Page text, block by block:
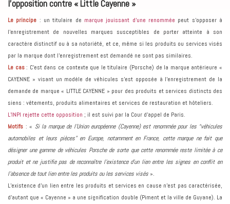
l'opposition contre « Little Cayenne »
Le principe : un titulaire de marque jouissant d'une renommée peut s'opposer à
l'enregistrement de nouvelles marques susceptibles de porter atteinte à son
caractère distinctif ou à sa notoriété, et ce, même si les produits ou services visés
par la marque dont l’enregistrement est demandé ne sont pas similaires.
Le cas: C’est dans ce contexte que le titulaire (Porsche) de la marque antérieure «
CAYENNE » visant un modèle de véhicules s’est opposée à l’enregistrement de la
demande de marque « LITTLE CAYENNE » pour des produits et services distincts des
siens : vêtements, produits alimentaires et services de restauration et hôteliers.
L’INPI rejette cette opposition ; il est suivi par la Cour d’appel de Paris.
Motifs : « Si la marque de l’Union européenne (Cayenne) est renommée pour les “véhicules
automobiles et leurs pièces” en Europe, notamment en France, cette marque ne fait que
désigner une gamme de véhicules Porsche de sorte que cette renommée reste limitée à ce
produit et ne justifie pas de reconnaître l’existence d’un lien entre les signes en conflit en
l’absence de tout lien entre les produits ou les services visés ».
L’existence d’un lien entre les produits et services en cause n’est pas caractérisée,
d’autant que « Cayenne » a une signification double (Piment et la ville de Guyane). La